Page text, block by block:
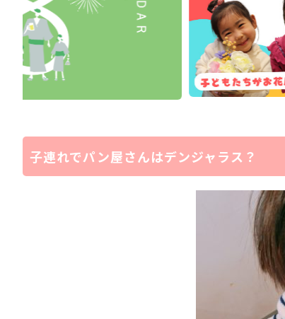
子連れでパン屋さんはデンジャラス？